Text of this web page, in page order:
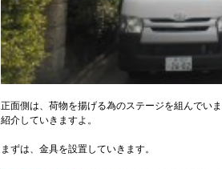
正面側は、荷物を揚げる為のステージを組んでい
紹介していきますよ。
まずは、金具を設置していきます。